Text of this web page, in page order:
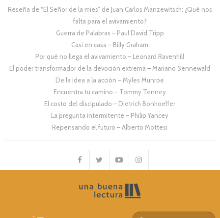
Reseña de “El Señor de la mies” de Juan Carlos Manzewitsch: ¿Qué nos
falta para el avivamiento?
Guerra de Palabras – Paul David Tripp
Casi en casa – Billy Graham
Por qué no llega el avivamiento – Leonard Ravenhill
El poder transformador de la devoción extrema – Mariano Sennewald
De la idea a la acción – Myles Munroe
Encuentra tu camino – Tommy Tenney
El costo del discipulado – Dietrich Bonhoeffer
La pregunta intermitente – Philip Yancey
Repensando el futuro – Alberto Mottesi